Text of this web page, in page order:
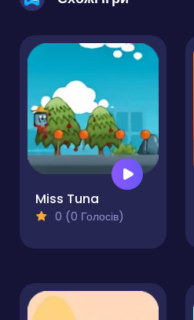
Miss Tuna
0 (0 Голосів)